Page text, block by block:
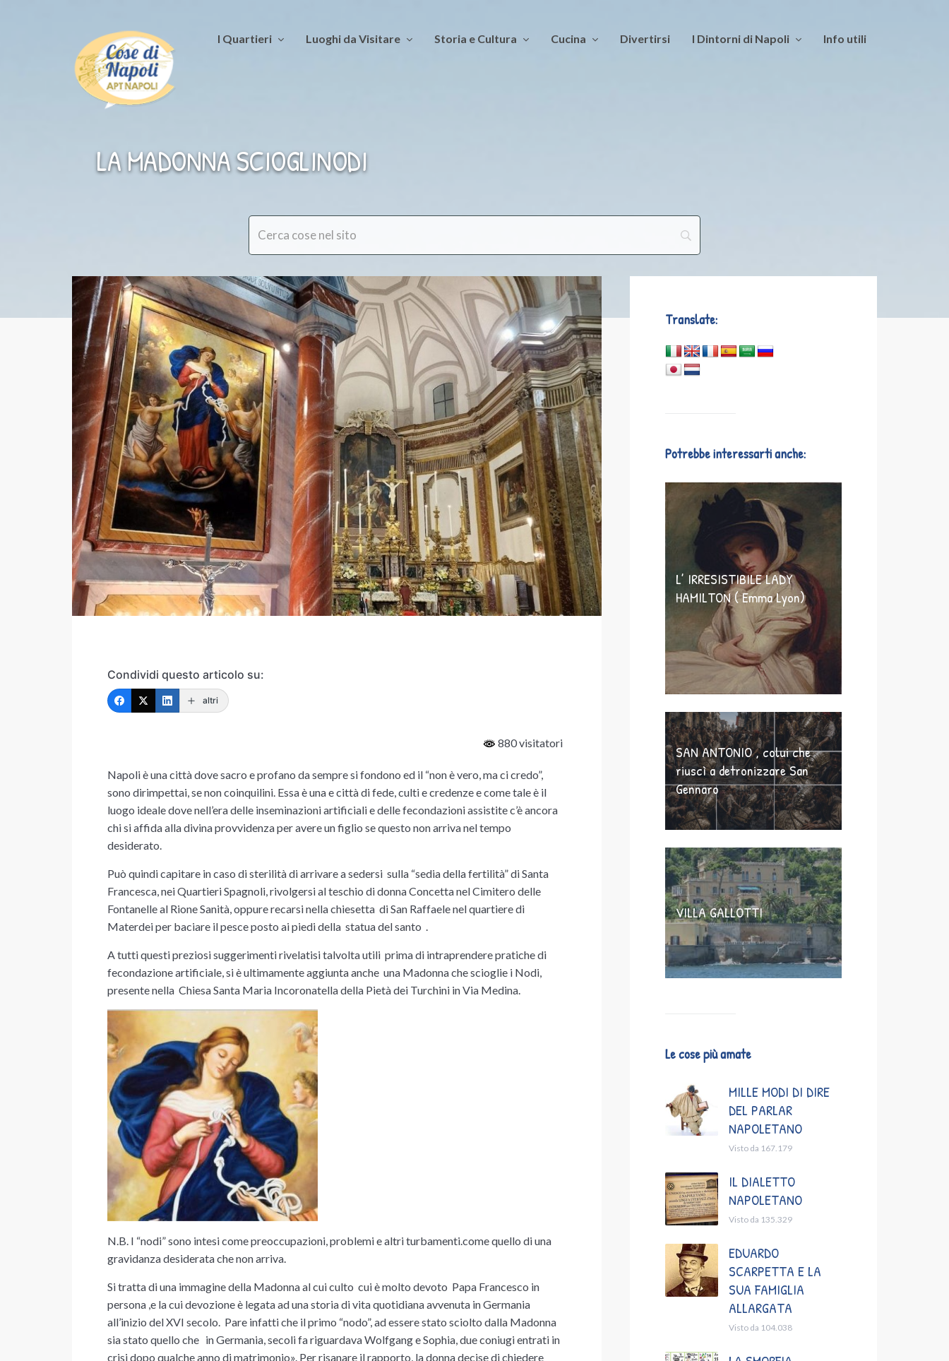
I Quartieri Luoghi da Visitare Storia e Cultura Cucina Divertirsi I Dintorni di Napoli Info utili
LA MADONNA SCIOGLINODI
Condividi questo articolo su:
altri
880 visitatori
Napoli è una città dove sacro e profano da sempre si fondono ed il “non è vero, ma ci credo”,
sono dirimpettai, se non coinquilini. Essa è unae città di fede, culti e credenze e come tale è il
luogo ideale dove nell’era delle inseminazioni artificiali e delle fecondazioni assistite c’è ancora
chi si affida alla divina provvidenza per avere un figlio se questo non arriva nel tempo
desiderato.
Può quindi capitare in caso di sterilità di arrivare a sedersi sulla “sedia della fertilità” di Santa
Francesca, nei Quartieri Spagnoli, rivolgersi al teschio di donna Concetta nel Cimitero delle
Fontanelle al Rione Sanità, oppure recarsi nella chiesetta di San Raffaele nel quartiere di
Materdei per baciare il pesce posto ai piedi della statua del santo .
A tutti questi preziosi suggerimenti rivelatisi talvolta utili prima di intraprendere pratiche di
fecondazione artificiale, si è ultimamente aggiunta anche una Madonna che scioglie i Nodi,
presente nella Chiesa Santa Maria Incoronatella della Pietà dei Turchini in Via Medina.
N.B. I “nodi” sono intesi come preoccupazioni, problemi e altri turbamenti.come quello di una
gravidanza desiderata che non arriva.
Si tratta di una immagine della Madonna al cui culto cui è molto devoto Papa Francesco in
persona ,e la cui devozione è legata ad una storia di vita quotidiana avvenuta in Germania
all’inizio del XVI secolo. Pare infatti che il primo “nodo”, ad essere stato sciolto dalla Madonna
sia stato quello che in Germania, secoli fa riguardava Wolfgang e Sophia, due coniugi entrati in
crisi dopo qualche anno di matrimonio». Per risanare il rapporto, la donna decise di chiedere
Translate:
Potrebbe interessarti anche:
L’ IRRESISTIBILE LADY
HAMILTON ( Emma Lyon)
SAN ANTONIO , colui che
riuscì a detronizzare San
Gennaro
VILLA GALLOTTI
Le cose più amate
MILLE MODI DI DIRE
DEL PARLAR
NAPOLETANO
Visto da 167.179
IL DIALETTO
NAPOLETANO
Visto da 135.329
EDUARDO
SCARPETTA E LA
SUA FAMIGLIA
ALLARGATA
Visto da 104.038